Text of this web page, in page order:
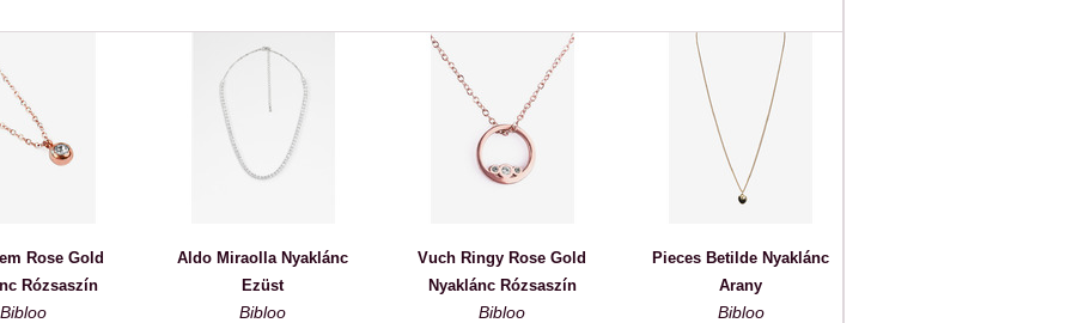
Rose Gold
Rózsaszín
Bibloo
Aldo Miraolla Nyaklánc
Ezüst
Bibloo
Vuch Ringy Rose Gold
Nyaklánc Rózsaszín
Bibloo
Pieces Betilde Nyaklánc
Arany
Bibloo